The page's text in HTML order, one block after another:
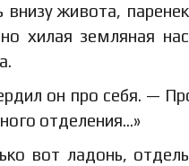
живота,
хилая земляная
он про себя. —
отделения…»
вот ладонь,